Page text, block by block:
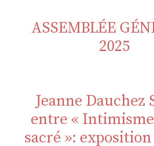
ASSEMBLÉE
2025
Jeanne Dauchez
entre «
sacré »: